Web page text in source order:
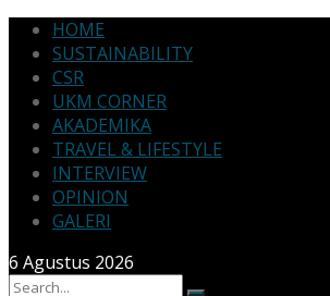
HOME
SUSTAINABILITY
CSR
UKM CORNER
AKADEMIKA
TRAVEL & LIFESTYLE
INTERVIEW
OPINION
GALERI
6 Agustus 2026